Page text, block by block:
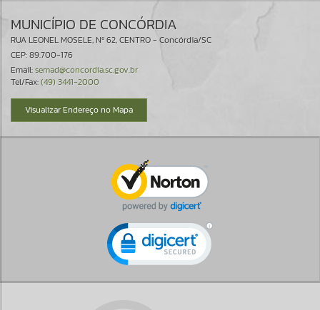
MUNICÍPIO DE CONCÓRDIA
RUA LEONEL MOSELE, Nº 62, CENTRO - Concórdia/SC
CEP: 89.700-176
Email:semad@concordia.sc.gov.br
Tel/Fax:(49) 3441-2000
Visualizar Endereço no Mapa